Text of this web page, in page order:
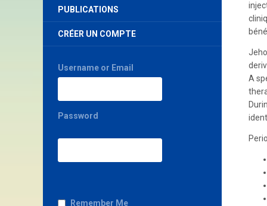
PUBLICATIONS
CRÉER UN COMPTE
Username or Email
Password
Remember Me
A